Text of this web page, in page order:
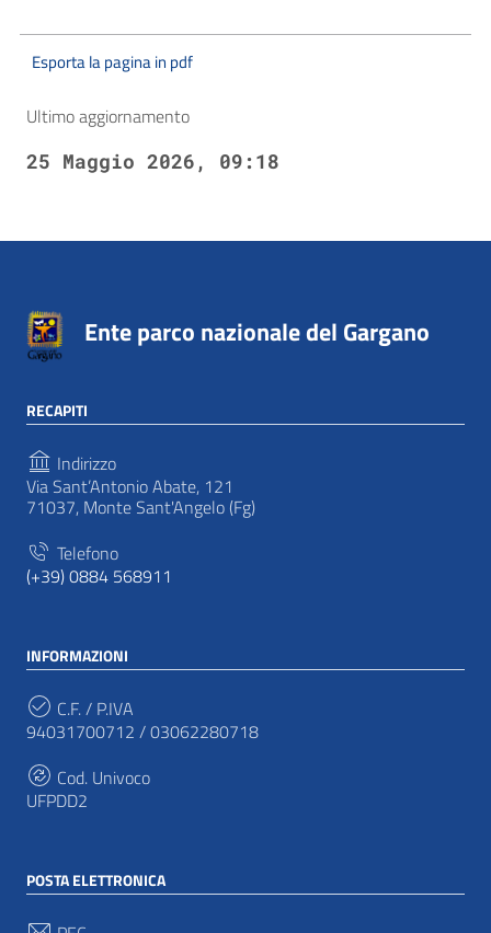
Esporta la pagina in pdf
Ultimo aggiornamento
25 Maggio 2026, 09:18
Ente parco nazionale del Gargano
RECAPITI
Indirizzo
Via Sant’Antonio Abate, 121
71037, Monte Sant'Angelo (Fg)
Telefono
(+39) 0884 568911
INFORMAZIONI
C.F. / P.IVA
94031700712 / 03062280718
Cod. Univoco
UFPDD2
POSTA ELETTRONICA